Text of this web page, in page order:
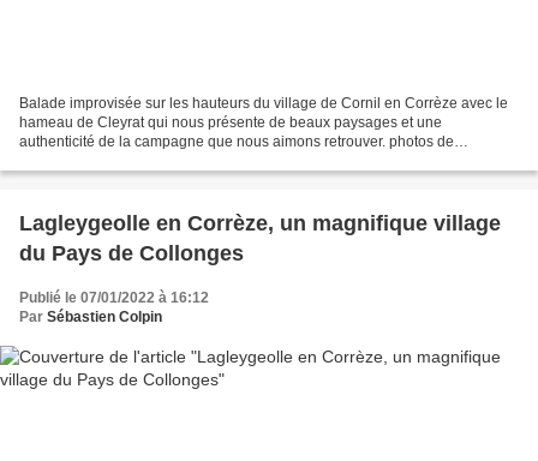
Balade improvisée sur les hauteurs du village de Cornil en Corrèze avec le
hameau de Cleyrat qui nous présente de beaux paysages et une
authenticité de la campagne que nous aimons retrouver. photos de
Lagleygeolle en Corrèze, un magnifique village
du Pays de Collonges
Publié le 07/01/2022 à 16:12
Par Sébastien Colpin